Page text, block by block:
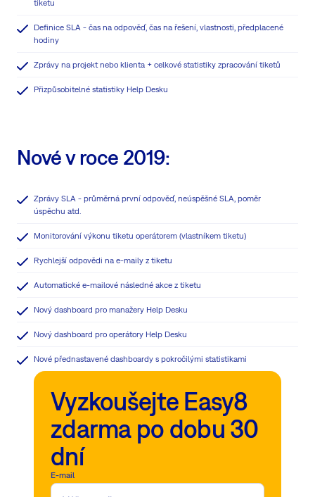
tiketu
Definice SLA - čas na odpověď, čas na řešení, vlastnosti, předplacené
hodiny
Zprávy na projekt nebo klienta + celkové statistiky zpracování tiketů
Přizpůsobitelné statistiky Help Desku
Nové v roce 2019:
Zprávy SLA - průměrná první odpověď, neúspěšné SLA, poměr
úspěchu atd.
Monitorování výkonu tiketu operátorem (vlastníkem tiketu)
Rychlejší odpovědi na e-maily z tiketu
Automatické e-mailové následné akce z tiketu
Nový dashboard pro manažery Help Desku
Nový dashboard pro operátory Help Desku
Nové přednastavené dashboardy s pokročilými statistikami
Vyzkoušejte Easy8
zdarma po dobu 30
dní
E-mail